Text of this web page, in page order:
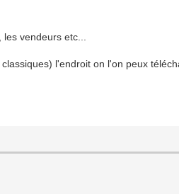
vendeurs etc...
l'endroit on l'on peux